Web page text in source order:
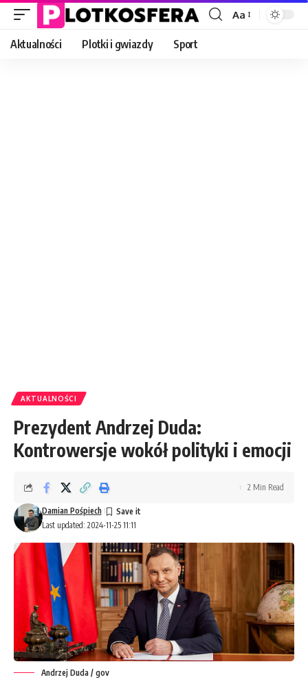
Font
Aa
Aktualności Plotki i gwiazdy Sport
AKTUALNOŚCI
Prezydent Andrzej Duda:
Kontrowersje wokół polityki i emocji
Last updated: 2024-11-25 11:11
Damian Pośpiech
2 Min Read
Andrzej Duda / gov